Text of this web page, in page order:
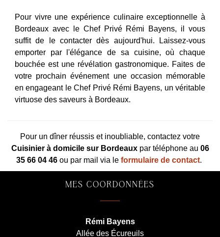
Pour vivre une expérience culinaire exceptionnelle à
Bordeaux avec le Chef Privé Rémi Bayens, il vous
suffit de le contacter dès aujourd'hui. Laissez-vous
emporter par l'élégance de sa cuisine, où chaque
bouchée est une révélation gastronomique. Faites de
votre prochain événement une occasion mémorable
en engageant le Chef Privé Rémi Bayens, un véritable
virtuose des saveurs à Bordeaux.
Pour un dîner réussis et inoubliable, contactez votre
Cuisinier à domicile sur Bordeauxpar téléphone au 06
35 66 04 46 ou par mail via le formulaire de contact.
MES COORDONNÉES
Rémi Bayens
Allée des Écureuils